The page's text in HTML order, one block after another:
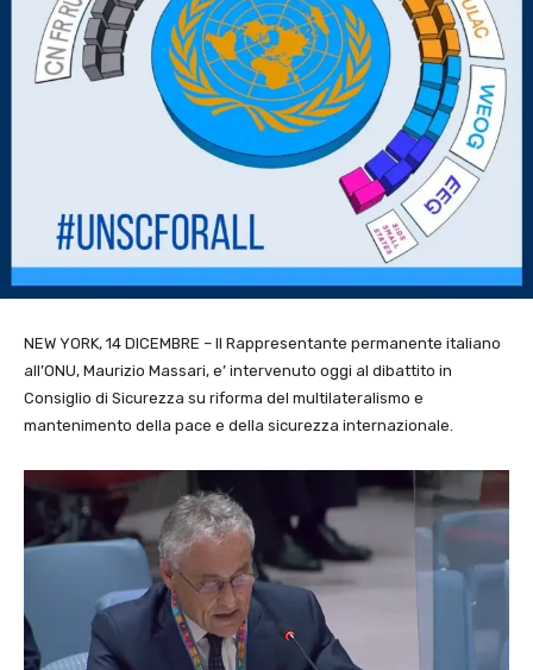
NEW YORK, 14 DICEMBRE – Il Rappresentante permanente italiano
all’ONU, Maurizio Massari, e’ intervenuto oggi al dibattito in
Consiglio di Sicurezza su riforma del multilateralismo e
mantenimento della pace e della sicurezza internazionale.